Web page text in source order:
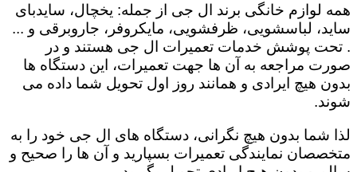
همه لوازم خانگی برند ال جی از جمله: یخچال، سایدبای
ساید، لباسشویی، ظرفشویی، مایکروفر، جاروبرقی و ...
. تحت پوشش خدمات تعمیرات ال جی هستند و در
صورت مراجعه به آن ها جهت تعمیرات، این دستگاه ها
بدون هیچ ایرادی و همانند روز اول تحویل شما داده می
شوند.
لذا شما بدون هیچ نگرانی، دستگاه های ال جی خود را به
متخصصان نمایندگی تعمیرات بسپارید و آن ها را صحیح و